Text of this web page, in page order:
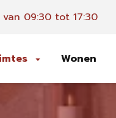
09:30 tot 17:30
Wonen